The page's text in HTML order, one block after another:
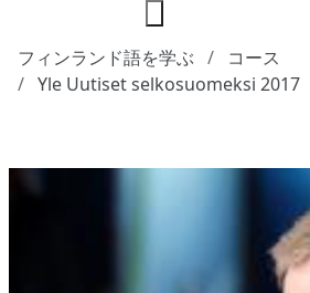
フィンランド語を学ぶ
コース
Yle Uutiset selkosuomeksi 2017